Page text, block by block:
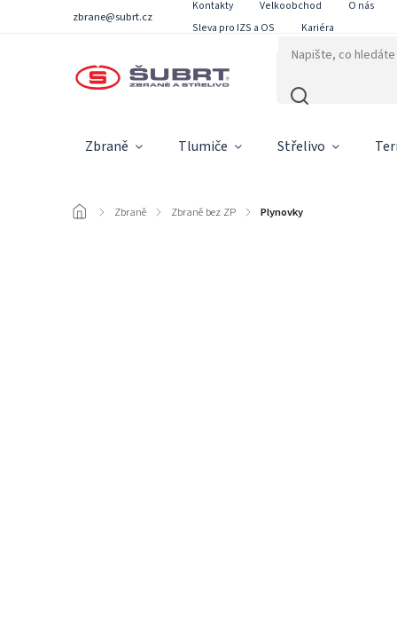
zbrane@subrt.cz
Kontakty Velkoobchod O nás
Sleva pro IZS a OS
Kariéra
Zbraně Tlumiče Střelivo
/ Zbraně / Zbraně bez ZP / Plynovky